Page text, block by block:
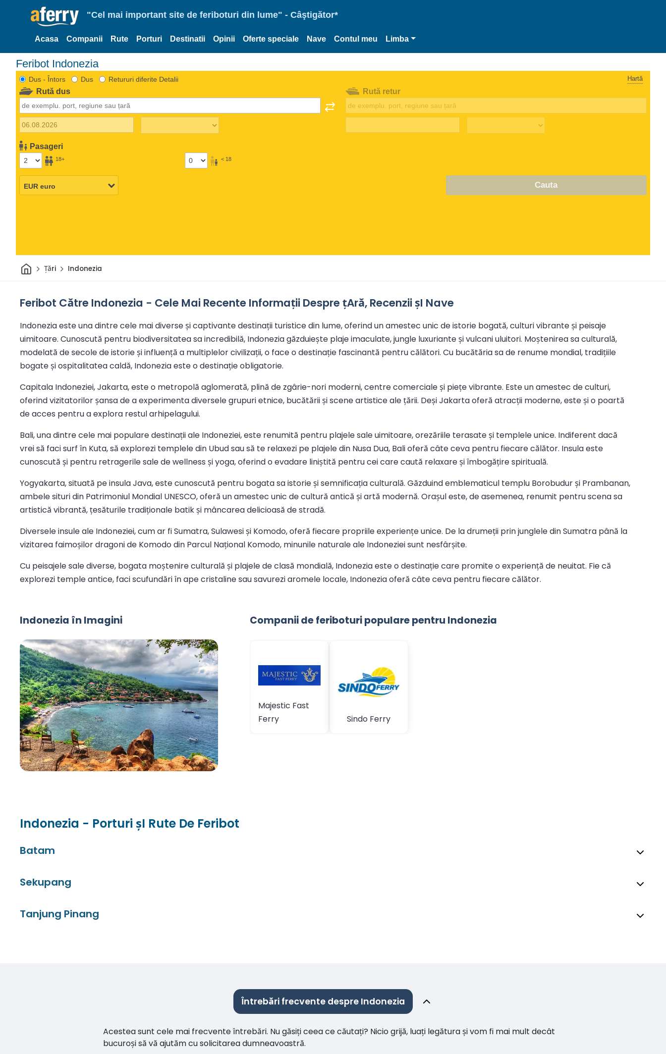
"Cel mai important site de feriboturi din lume" - Câştigător*
Acasa Companii Rute Porturi Destinatii Opinii Oferte speciale Nave Contul meu Limba
Feribot Indonezia
Dus - Întors Dus Retururi diferite Detalii Hartă
Rută dus
Pasageri
18+ < 18
Rută retur
Cauta
Acasă
Țări Indonezia
Feribot Către Indonezia - Cele Mai Recente Informații Despre țAră, Recenzii șI Nave
Indonezia este una dintre cele mai diverse și captivante destinații turistice din lume, oferind un amestec unic de istorie bogată, culturi vibrante și peisaje
uimitoare. Cunoscută pentru biodiversitatea sa incredibilă, Indonezia găzduiește plaje imaculate, jungle luxuriante și vulcani uluitori. Moștenirea sa culturală,
modelată de secole de istorie și influență a multiplelor civilizații, o face o destinație fascinantă pentru călători. Cu bucătăria sa de renume mondial, tradițiile
bogate și ospitalitatea caldă, Indonezia este o destinație obligatorie.
Capitala Indoneziei, Jakarta, este o metropolă aglomerată, plină de zgârie-nori moderni, centre comerciale și piețe vibrante. Este un amestec de culturi,
oferind vizitatorilor șansa de a experimenta diversele grupuri etnice, bucătării și scene artistice ale țării. Deși Jakarta oferă atracții moderne, este și o poartă
de acces pentru a explora restul arhipelagului.
Bali, una dintre cele mai populare destinații ale Indoneziei, este renumită pentru plajele sale uimitoare, orezăriile terasate și templele unice. Indiferent dacă
vrei să faci surf în Kuta, să explorezi templele din Ubud sau să te relaxezi pe plajele din Nusa Dua, Bali oferă câte ceva pentru fiecare călător. Insula este
cunoscută și pentru retragerile sale de wellness și yoga, oferind o evadare liniștită pentru cei care caută relaxare și îmbogățire spirituală.
Yogyakarta, situată pe insula Java, este cunoscută pentru bogata sa istorie și semnificația culturală. Găzduind emblematicul templu Borobudur și Prambanan,
ambele situri din Patrimoniul Mondial UNESCO, oferă un amestec unic de cultură antică și artă modernă. Orașul este, de asemenea, renumit pentru scena sa
artistică vibrantă, țesăturile tradiționale batik și mâncarea delicioasă de stradă.
Diversele insule ale Indoneziei, cum ar fi Sumatra, Sulawesi și Komodo, oferă fiecare propriile experiențe unice. De la drumeții prin junglele din Sumatra până la
vizitarea faimoșilor dragoni de Komodo din Parcul Național Komodo, minunile naturale ale Indoneziei sunt nesfârșite.
Cu peisajele sale diverse, bogata moștenire culturală și plajele de clasă mondială, Indonezia este o destinație care promite o experiență de neuitat. Fie că
explorezi temple antice, faci scufundări în ape cristaline sau savurezi aromele locale, Indonezia oferă câte ceva pentru fiecare călător.
Indonezia în Imagini Companii de feriboturi populare pentru Indonezia
Majestic Fast
Ferry
Sindo Ferry
Indonezia - Porturi șI Rute De Feribot
Batam
Sekupang
Tanjung Pinang
Întrebări frecvente despre Indonezia
Acestea sunt cele mai frecvente întrebări. Nu găsiți ceea ce căutați? Nicio grijă, luați legătura și vom fi mai mult decât
bucuroși să vă ajutăm cu solicitarea dumneavoastră.